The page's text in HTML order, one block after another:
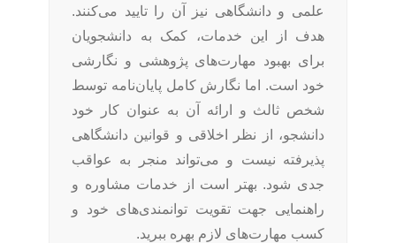
علمی و دانشگاهی نیز آن را تایید می‌کنند.
هدف از این خدمات، کمک به دانشجویان
برای بهبود مهارت‌های پژوهشی و نگارشی
خود است. اما نگارش کامل پایان‌نامه توسط
شخص ثالث و ارائه آن به عنوان کار خود
دانشجو، از نظر اخلاقی و قوانین دانشگاهی
پذیرفته نیست و می‌تواند منجر به عواقب
جدی شود. بهتر است از خدمات مشاوره و
راهنمایی جهت تقویت توانمندی‌های خود و
کسب مهارت‌های لازم بهره ببرید.